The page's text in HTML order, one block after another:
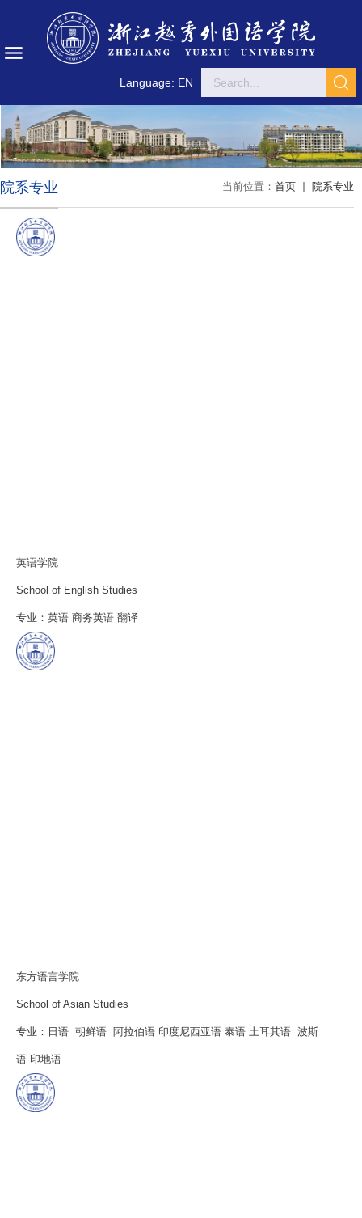
Language: EN
当前位置： 首页 院系专业
院系专业
英语学院
School of English Studies
专业：英语 商务英语 翻译
东方语言学院
School of Asian Studies
专业：日语 朝鲜语 阿拉伯语 印度尼西亚语 泰语 土耳其语 波斯
语 印地语